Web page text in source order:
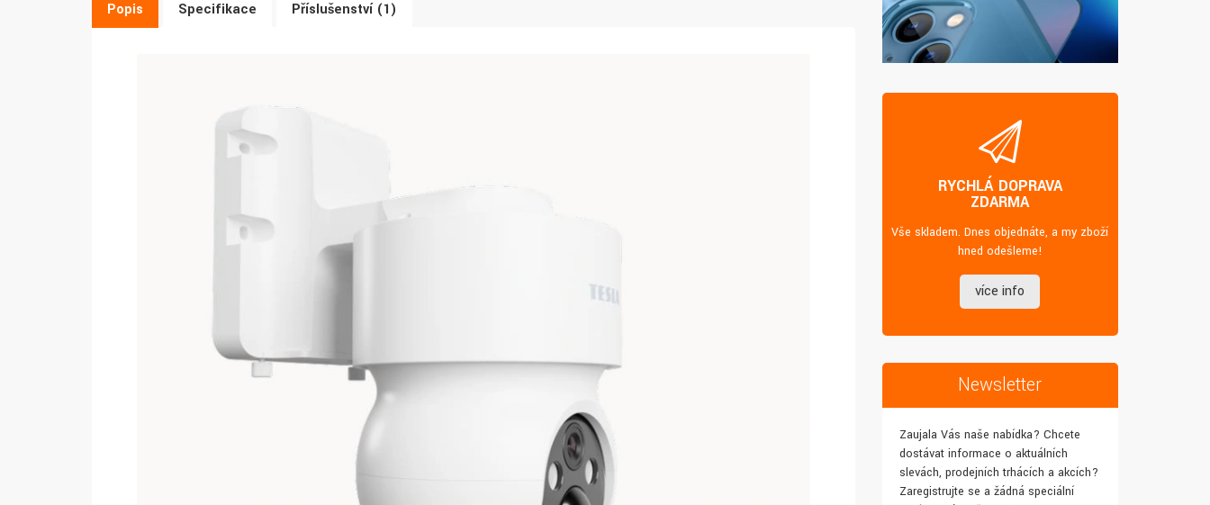
Popis Specifikace Příslušenství (1)
RYCHLÁ DOPRAVA
ZDARMA
Vše skladem. Dnes objednáte, a my zboží
hned odešleme!
více info
Newsletter
Zaujala Vás naše nabídka? Chcete
dostávat informace o aktuálních
slevách, prodejních trhácích a akcích?
Zaregistrujte se a žádná speciální